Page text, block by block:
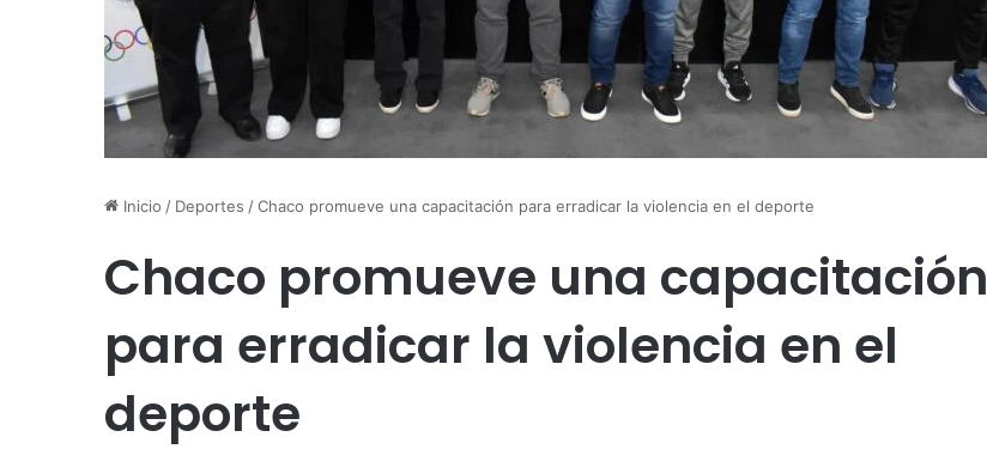
Inicio / Deportes /Chaco promueve una capacitación para erradicar la violencia en el deporte
Chaco promueve una capacitación
para erradicar la violencia en el
deporte